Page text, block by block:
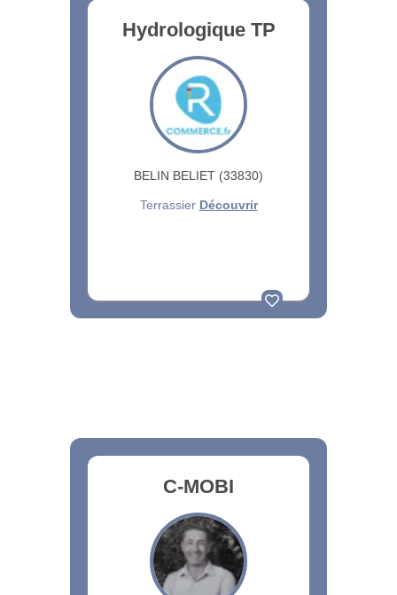
Hydrologique TP
BELIN BELIET (33830)
Terrassier Découvrir
C-MOBI